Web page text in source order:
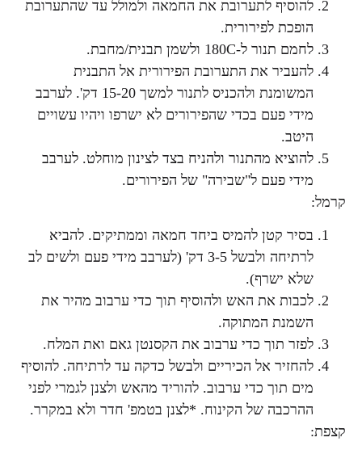
להוסיף לתערובת את החמאה ולמולל עד שהתערובת
הופכת לפירורית.
לחמם תנור ל-180C ולשמן תבנית/מחבת.
להעביר את התערובת הפירורית אל התבנית
המשומנת ולהכניס לתנור למשך 15-20 דק'. לערבב
מידי פעם בכדי שהפירורים לא ישרפו ויהיו עשויים
היטב.
להוציא מהתנור ולהניח בצד לצינון מוחלט. לערבב
מידי פעם ל"שבירה" של הפירורים.
קרמל:
בסיר קטן להמיס ביחד חמאה וממתיקים. להביא
לרתיחה ולבשל 3-5 דק' (לערבב מידי פעם ולשים לב
שלא ישרף).
לכבות את האש ולהוסיף תוך כדי ערבוב מהיר את
השמנת המתוקה.
לפזר תוך כדי ערבוב את הקסנטן גאם ואת המלח.
להחזיר אל הכיריים ולבשל כדקה עד לרתיחה. להוסיף
מים תוך כדי ערבוב. להוריד מהאש ולצנן לגמרי לפני
ההרכבה של הקינוח. *לצנן בטמפ' חדר ולא במקרר.
קצפת: